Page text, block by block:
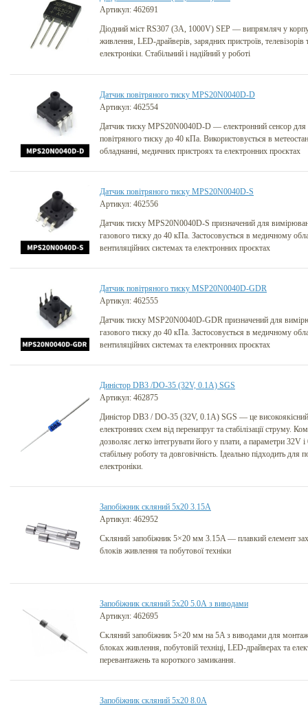
Артикул: 462691
Діодний міст RS307 (3A, 1000V) SEP — випрямляч у
живлення, LED-драйверів, зарядних пристроїв, телевізорів
електроніки. Стабільний і надійний у роботі
Датчик повітряного тиску MPS20N0040D-D
Артикул: 462554
Датчик тиску MPS20N0040D-D — електронний сенсор
повітряного тиску до 40 кПа. Використовується в
обладнанні, медичних пристроях та електронних проєктах
Датчик повітряного тиску MPS20N0040D-S
Артикул: 462556
Датчик тиску MPS20N0040D-S призначений для
газового тиску до 40 кПа. Застосовується в медичному
вентиляційних системах та електронних проєктах
Датчик повітряного тиску MSP20N0040D-GDR
Артикул: 462555
Датчик тиску MSP20N0040D-GDR призначений для
газового тиску до 40 кПа. Застосовується в медичному
вентиляційних системах та електронних проєктах
Диністор DB3 /DO-35 (32V, 0.1A) SGS
Артикул: 462875
Диністор DB3 / DO-35 (32V, 0.1A) SGS — це високоякісний
електронних схем від перенапруг та стабілізації струму.
дозволяє легко інтегрувати його у плати, а параметри 32V
стабільну роботу та довговічність. Ідеально підходить для
електроніки.
Запобіжник cкляний 5х20 3.15А
Артикул: 462952
Скляний запобіжник 5×20 мм 3.15A — плавкий елемент
блоків живлення та побутової техніки
Запобіжник cкляний 5х20 5.0А з виводами
Артикул: 462695
Скляний запобіжник 5×20 мм на 5A з виводами для
блоках живлення, побутовій техніці, LED-драйверах та
перевантажень та короткого замикання.
Запобіжник cкляний 5х20 8.0А